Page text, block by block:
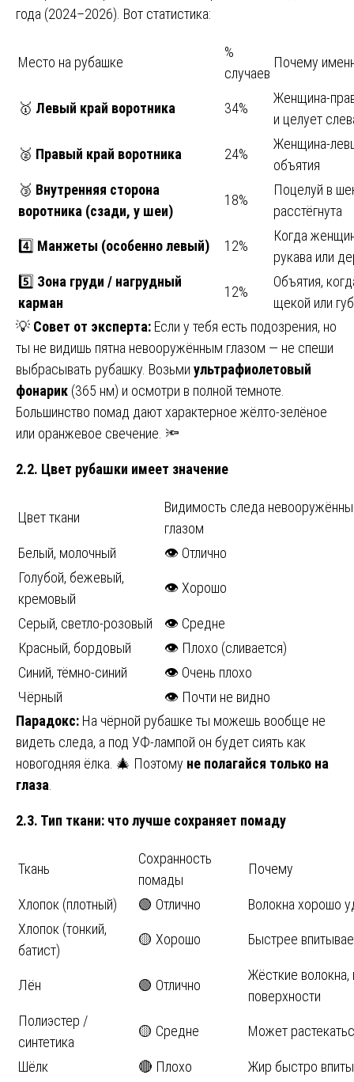
года (2024–2026). Вот статистика:
Место на рубашке
%
случаев
Почему
🥇 Левый край воротника 34%
Женщина-
и целует
🥈 Правый край воротника 24%
Женщина-
объятия
🥉 Внутренняя сторона
воротника (сзади, у шеи)
18%
Поцелуй в
расстёгнута
4️⃣ Манжеты (особенно левый) 12%
Когда
рукава или
5️⃣ Зона груди / нагрудный
карман
12%
Объятия,
щекой или
💡 Совет от эксперта: Если у тебя есть подозрения, но
ты не видишь пятна невооружённым глазом — не спеши
выбрасывать рубашку. Возьми ультрафиолетовый
фонарик (365 нм) и осмотри в полной темноте.
Большинство помад дают характерное жёлто-зелёное
или оранжевое свечение. 🔦
2.2. Цвет рубашки имеет значение
Цвет ткани
Видимость следа
глазом
Белый, молочный
👁️ Отлично
Голубой, бежевый,
кремовый
👁️ Хорошо
Серый, светло-розовый
👁️ Средне
Красный, бордовый
👁️ Плохо (сливается)
Синий, тёмно-синий
👁️ Очень плохо
Чёрный
👁️ Почти не видно
Парадокс: На чёрной рубашке ты можешь вообще не
видеть следа, а под УФ-лампой он будет сиять как
новогодняя ёлка. 🎄 Поэтому не полагайся только на
глаза.
2.3. Тип ткани: что лучше сохраняет помаду
Ткань
Сохранность
помады
Почему
Хлопок (плотный) 🟢 Отлично
Волокна хорошо
Хлопок (тонкий,
батист)
🟡 Хорошо Быстрее
Лён 🟢 Отлично
Жёсткие волокна,
поверхности
Полиэстер /
синтетика
🟡 Средне Может
Шёлк 🔴 Плохо
Жир быстро